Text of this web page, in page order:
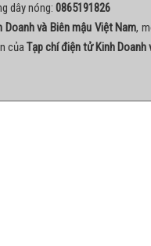
dây nóng: 0865191826
và Biên mậu Việt Nam,
củaTạp chí điện tử Kinh Doanh